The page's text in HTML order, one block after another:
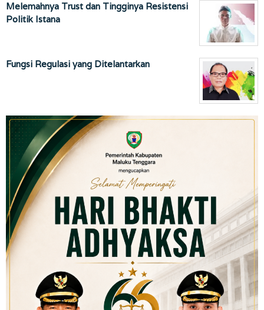
Melemahnya Trust dan Tingginya Resistensi
Politik Istana
Fungsi Regulasi yang Ditelantarkan